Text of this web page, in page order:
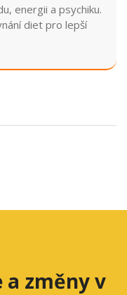
energii a psychiku.
diet pro lepší
změny v